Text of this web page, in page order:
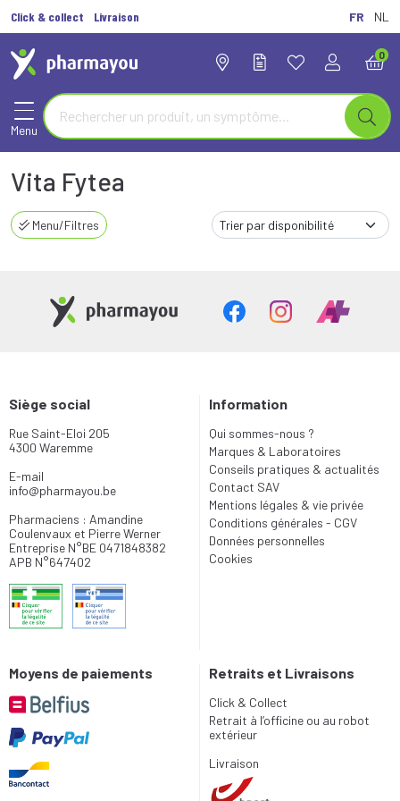
Click & collect Livraison FR NL
0
Menu
Vita Fytea
Menu/Filtres
Siège social
Rue Saint-Eloi 205
4300 Waremme
E-mail
info@pharmayou.be
Pharmaciens : Amandine
Coulenvaux et Pierre Werner
Entreprise N°BE 0471848382
APB N°647402
Information
Qui sommes-nous ?
Marques & Laboratoires
Conseils pratiques & actualités
Contact SAV
Mentions légales & vie privée
Conditions générales - CGV
Données personnelles
Cookies
Moyens de paiements Retraits et Livraisons
Click & Collect
Retrait à l’officine ou au robot
extérieur
Livraison